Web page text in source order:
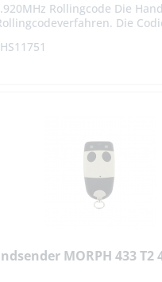
Rollingcode Die
Die
MORPH 433 T2